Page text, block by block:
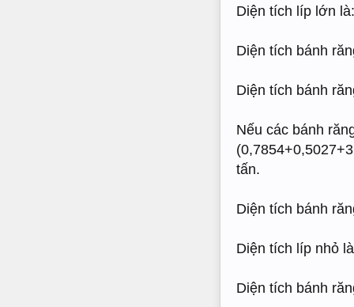
Diện tích líp lớn
Diện tích bánh
Diện tích bánh
Nếu các bánh
tấn.
Diện tích bánh
Diện tích líp nhỏ
Diện tích bánh